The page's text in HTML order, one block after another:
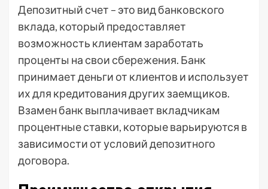
Депозитный счет – это вид банковского
вклада, который предоставляет
возможность клиентам заработать
проценты на свои сбережения. Банк
принимает деньги от клиентов и использует
их для кредитования других заемщиков.
Взамен банк выплачивает вкладчикам
процентные ставки, которые варьируются в
зависимости от условий депозитного
договора.